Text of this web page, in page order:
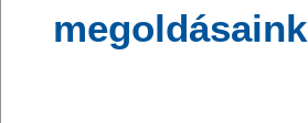
megoldásaink